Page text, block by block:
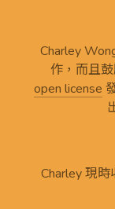
Charley
作，而且
open license
Charley 現